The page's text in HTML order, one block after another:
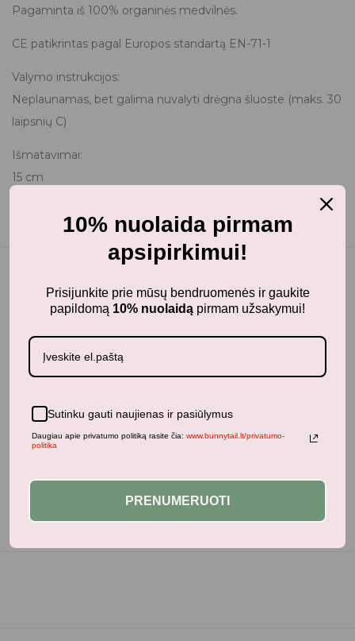
Pagaminta iš 100% organinės medvilnės.
CE patikrintas pagal Europos standartą EN-71-1
Valymo instrukcijos:
Neplaunamas, bet galima nuvalyti drėgna šluoste (maks. 30
laipsnių C)
Išmatavimai:
15 cm
Panašūs produktai
Neseniai žiūrėti produktai
10% nuolaida pirmam
apsipirkimui!
Prisijunkite prie mūsų bendruomenės ir gaukite
papildomą 10% nuolaidą pirmam užsakymui!
Sutinku gauti naujienas ir pasiūlymus
Daugiau apie privatumo politiką rasite čia: www.bunnytail.lt/privatumo-
politika
PRENUMERUOTI